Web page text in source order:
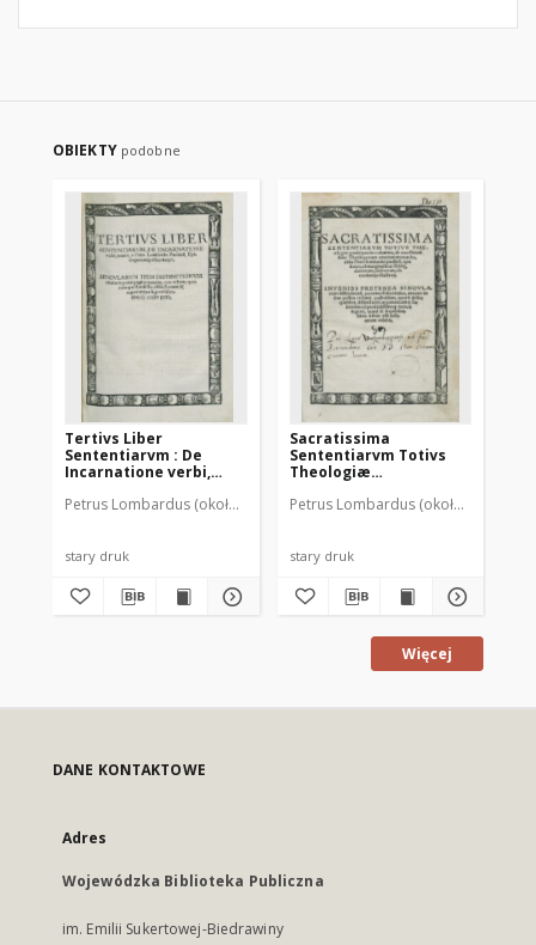
OBIEKTY podobne
Tertivs Liber
Sententiarvm : De
Incarnatione verbi,
Petrus Lombardus (około 1095-1160) Szarfenberg, Maciej ( -1547).
stary druk
Sacratissima
Sententiarvm Totivs
Theologiæ
: ab excellentissimo
Petrus Lombardus (około 1095-
stary druk
Więcej
DANE KONTAKTOWE
Adres
Wojewódzka Biblioteka Publiczna
im. Emilii Sukertowej-Biedrawiny